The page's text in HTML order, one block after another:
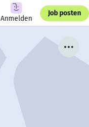
Anmelden
Job posten